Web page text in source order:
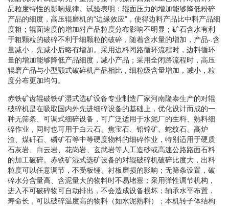
品粒度特性的影响规律。试验表明：辊面压力的增加能够降低粉碎
产品的细度，高压辊磨机的“边缘效应”，使得边料产品比中料产品细
度粗；辊面速度的增加对产品粒度分布影响不明显；矿石含水有利
于粗颗粒的破碎不利于细颗粒的破碎，随着含水量的增加，产品-.含
量减小，先减小后略有增加。采用边料闭路循环流程时，边料循环
量的增加能够降低产品细度，减小产品；采用全闭路流程时，高压
辊磨产品与小型颚式破碎机产品相比，细粒级含量增加，减小，粒
度分布更加均匀。
赤铁矿齿辊破铁矿湿式选矿设备专业制造厂家河南隆泰生产的对辊
破碎机是在吸取国内外先进细碎设备的基础上，优化设计而成的一
种无筛条、可调式细碎设备，可广泛适用于水泥厂的生料、熟料细
碎作业，同时也可用于白云石、焦宝石、铅锌矿、蛇纹石、高炉
渣、煤矸石、磷矿石等中等硬度物料的细碎作业，特别适用于硬质
石灰岩、白云岩、花岗岩、玄武岩等人工造砂或高速公路路面石料
的加工破碎。赤铁矿湿式选矿设备的对辊破碎机破碎比度大，出料
粒度可以任意调节，不受板锤、衬板磨损的影响；无筛条设置，破
碎水分含量高、含泥量大的物料时不易堵塞；采用弹性调节机构，
进入不可破碎物可自动排出，不会造成设备损坏；轴承水平布置，
寿命长，可以破碎温度高的物料（如水泥熟料）；本机转子体结构